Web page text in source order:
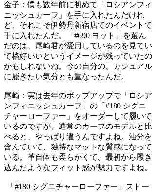
金子：僕も数年前に初めて「ロシアンフィ
ニッシュカーフ」を手に入れたんだけれ
ど、それこそ伊勢丹新宿店でのイベントで
手に入れたんだ。「#690 ヨット」を選ん
だのは、尾崎君が愛用しているのを見てい
て格好いいというイメージが残っていたの
かもしれないね。今の自分の、カジュアル
に履きたい気分とも重なったんだ。
尾崎： 実は去年のポップアップで「ロシア
ンフィニッシュカーフ」の「#180 シグニ
チャーローファー」をオーダーして履いて
いるのですが、通常のカーフのモデルと比
べると、やっぱり違うんですよね。油分を
含んでいて、独特なマットな質感になって
いる。革自体も柔らかくて、最初から履き
込んだようなフィット感が魅力ですよね。
「#180 シグニチャーローファー」ストー